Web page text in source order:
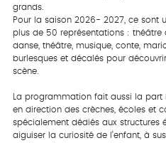
grands.
Pour la saison 2026- 2027, ce sont
plus de 50 représentations : théâtre
danse, théâtre, musique, conte,
burlesques et décalés pour
scène.
La programmation fait aussi la
en direction des crèches, écoles et
spécialement dédiés aux structures
aiguiser la curiosité de l’enfant, à